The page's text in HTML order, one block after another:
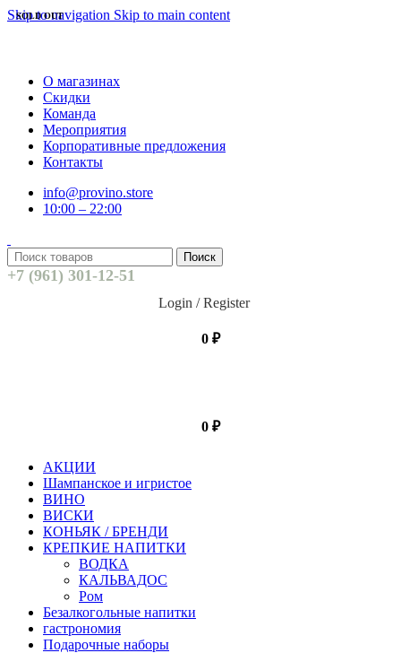
Skip to navigation Skip to main content
О магазинах
Скидки
Команда
Мероприятия
Корпоративные предложения
Контакты
info@provino.store
10:00 – 22:00
Поиск
+7 (961) 301-12-51
Login / Register
0 ₽
0 ₽
АКЦИИ
Шампанское и игристое
ВИНО
ВИСКИ
КОНЬЯК / БРЕНДИ
КРЕПКИЕ НАПИТКИ
ВОДКА
КАЛЬВАДОС
Ром
Безалкогольные напитки
гастрономия
Подарочные наборы
SOLD OUT